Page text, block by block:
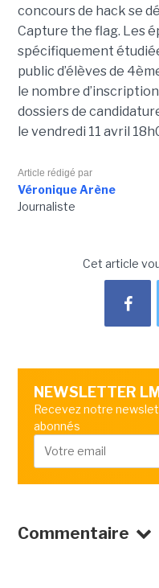
concours de hack se
Capture the flag. Les
spécifiquement
public d’élèves de
le nombre
dossiers de
le vendredi 11 avril
Article rédigé par
Véronique Arène
Journaliste
Cet article
NEWSLETTER LMI
Recevez notre
abonnés
Commentaire